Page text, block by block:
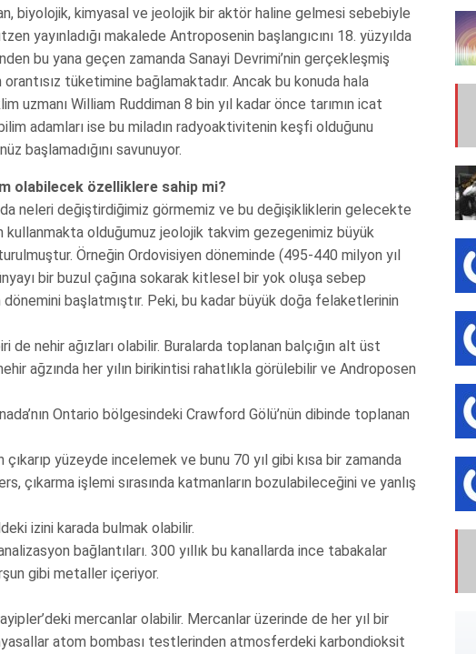
biyolojik, kimyasal ve jeolojik bir aktör haline gelmesi sebebiyle
yayınladığı makalede Antroposenin başlangıcını 18. yüzyılda
bu yana geçen zamanda Sanayi Devrimi’nin gerçekleşmiş
tüketimine bağlamaktadır. Ancak bu konuda hala
uzmanı William Ruddiman 8 bin yıl kadar önce tarımın icat
adamları ise bu miladın radyoaktivitenin keşfi olduğunu
başlamadığını savunuyor.
olabilecek özelliklere sahip mi?
neleri değiştirdiğimiz görmemiz ve bu değişikliklerin gelecekte
kullanmakta olduğumuz jeolojik takvim gezegenimiz büyük
Örneğin Ordovisiyen döneminde (495-440 milyon yıl
bir buzul çağına sokarak kitlesel bir yok oluşa sebep
başlatmıştır. Peki, bu kadar büyük doğa felaketlerinin
nehir ağızları olabilir. Buralarda toplanan balçığın alt üst
ağzında her yılın birikintisi rahatlıkla görülebilir ve Androposen
Ontario bölgesindeki Crawford Gölü’nün dibinde toplanan
yüzeyde incelemek ve bunu 70 yıl gibi kısa bir zamanda
çıkarma işlemi sırasında katmanların bozulabileceğini ve yanlış
izini karada bulmak olabilir.
bağlantıları. 300 yıllık bu kanallarda ince tabakalar
gibi metaller içeriyor.
mercanlar olabilir. Mercanlar üzerinde de her yıl bir
atom bombası testlerinden atmosferdeki karbondioksit